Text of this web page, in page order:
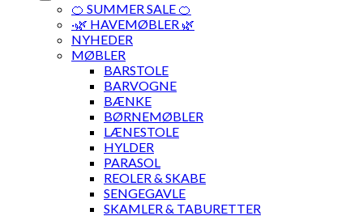
🍊 SUMMER SALE 🍊
·🌿 HAVEMØBLER 🌿
NYHEDER
MØBLER
BARSTOLE
BARVOGNE
BÆNKE
BØRNEMØBLER
LÆNESTOLE
HYLDER
PARASOL
REOLER & SKABE
SENGEGAVLE
SKAMLER & TABURETTER